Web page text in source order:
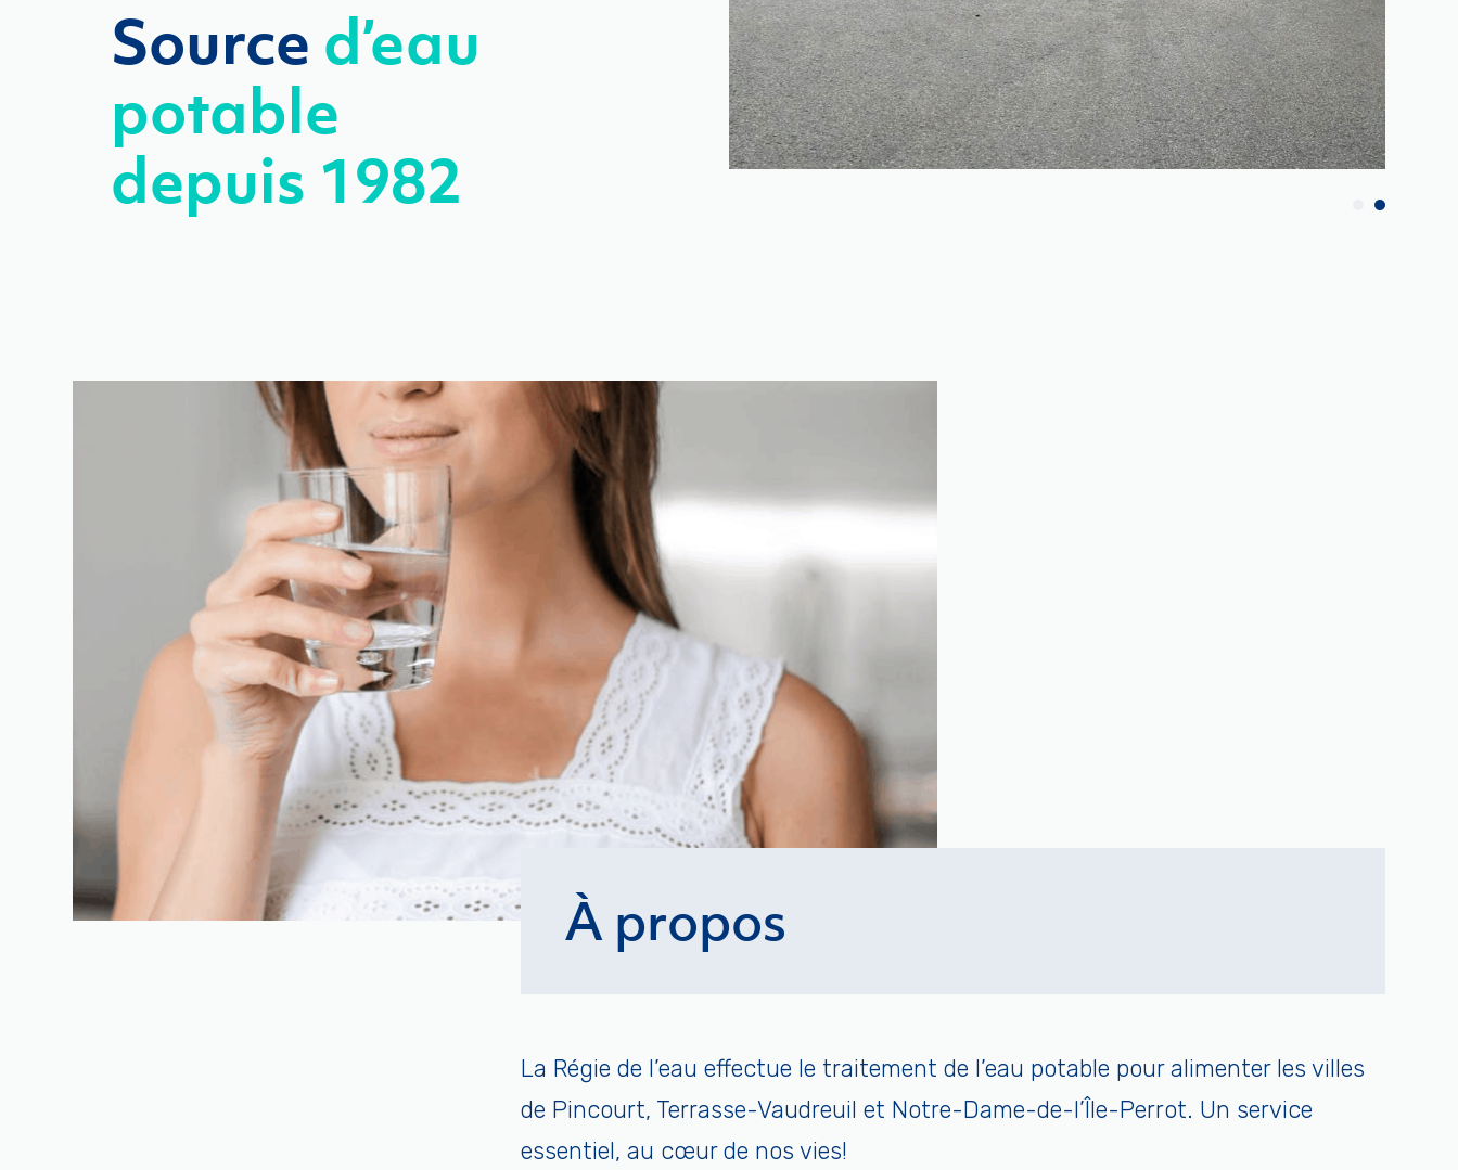
Source d’eau
potable
depuis 1982
À propos
La Régie de l’eau effectue le traitement de l’eau potable pour alimenter les villes
de Pincourt, Terrasse-Vaudreuil et Notre-Dame-de-l’Île-Perrot. Un service
essentiel, au cœur de nos vies!